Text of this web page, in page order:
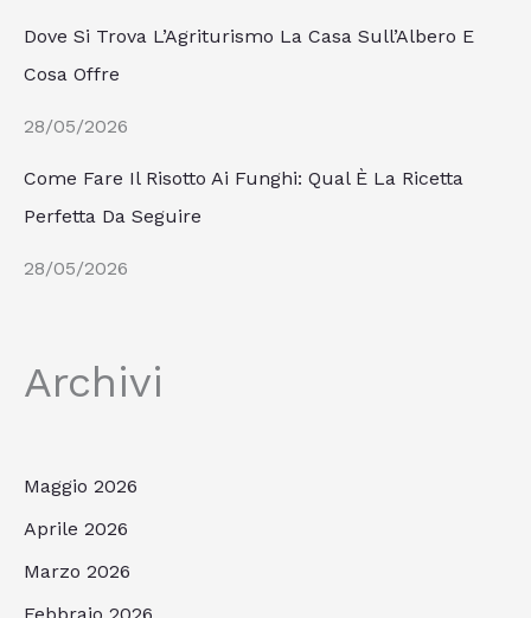
Dove Si Trova L’Agriturismo La Casa Sull’Albero E
Cosa Offre
28/05/2026
Come Fare Il Risotto Ai Funghi: Qual È La Ricetta
Perfetta Da Seguire
28/05/2026
Archivi
Maggio 2026
Aprile 2026
Marzo 2026